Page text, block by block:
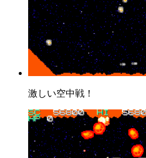
激しい空中戦！